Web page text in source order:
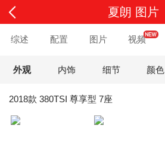
夏朗 图片
综述 配置 图片 视频
外观 内饰 细节 颜色
2018款 380TSI 尊享型 7座